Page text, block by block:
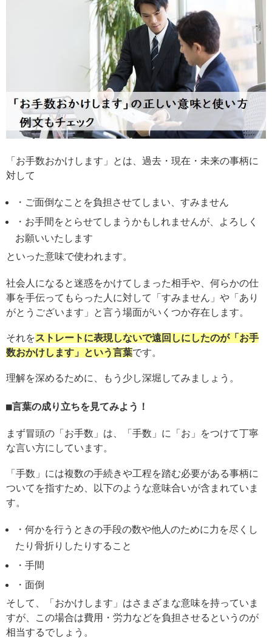
「お手数おかけします」とは、過去・現在・未来の事柄に
対して
・ご面倒なことを負担させてしまい、すみません
・お手間をとらせてしまうかもしれませんが、よろしく
お願いいたします
といった意味で使われます。
社会人になると迷惑をかけてしまった相手や、何らかの仕
事を手伝ってもらった人に対して「すみません」や「あり
がとうございます」と言う場面がいくつか存在します。
それをストレートに表現しないで遠回しにしたのが「お手
数おかけします」という言葉です。
理解を深めるために、もう少し深堀してみましょう。
言葉の成り立ちを見てみよう！
まず冒頭の「お手数」は、「手数」に「お」をつけて丁寧
な言い方にしています。
「手数」には複数の手続きや工程を踏む必要がある事柄に
ついてを指すため、以下のような意味合いが含まれていま
す。
・何かを行うときの手段の数や他人のために力を尽くし
たり骨折りしたりすること
・手間
・面倒
そして、「おかけします」はさまざまな意味を持っていま
すが、この場合は費用・労力などを負担させるというのが
相当するでしょう。